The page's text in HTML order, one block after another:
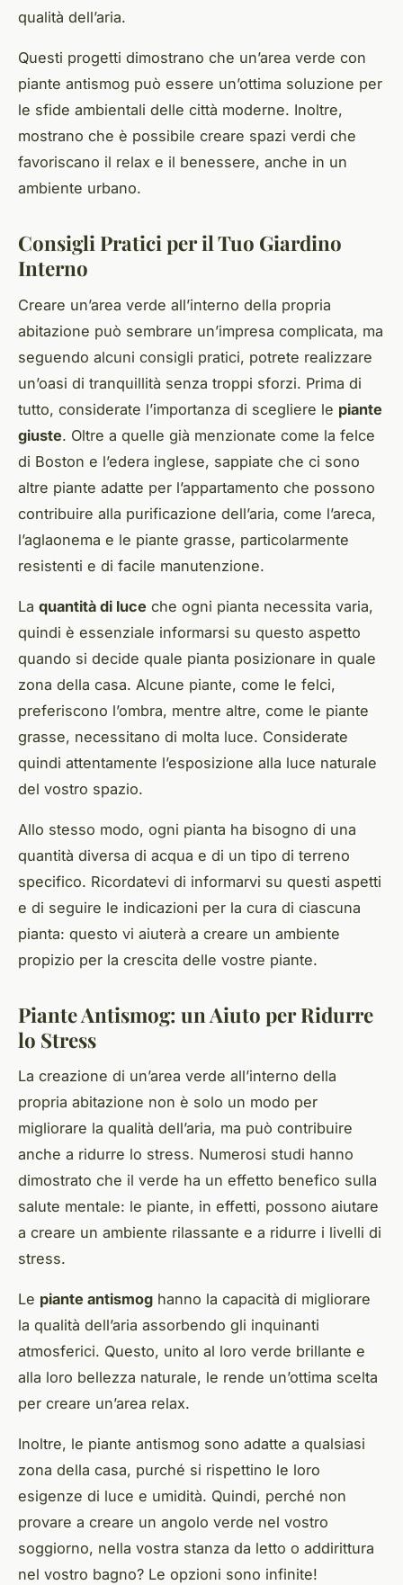
qualità dell’aria.
Questi progetti dimostrano che un’area verde con
piante antismog può essere un’ottima soluzione per
le sfide ambientali delle città moderne. Inoltre,
mostrano che è possibile creare spazi verdi che
favoriscano il relax e il benessere, anche in un
ambiente urbano.
Consigli Pratici per il Tuo Giardino
Interno
Creare un’area verde all’interno della propria
abitazione può sembrare un’impresa complicata, ma
seguendo alcuni consigli pratici, potrete realizzare
un’oasi di tranquillità senza troppi sforzi. Prima di
tutto, considerate l’importanza di scegliere le piante
giuste. Oltre a quelle già menzionate come la felce
di Boston e l’edera inglese, sappiate che ci sono
altre piante adatte per l’appartamento che possono
contribuire alla purificazione dell’aria, come l’areca,
l’aglaonema e le piante grasse, particolarmente
resistenti e di facile manutenzione.
La quantità di luce che ogni pianta necessita varia,
quindi è essenziale informarsi su questo aspetto
quando si decide quale pianta posizionare in quale
zona della casa. Alcune piante, come le felci,
preferiscono l’ombra, mentre altre, come le piante
grasse, necessitano di molta luce. Considerate
quindi attentamente l’esposizione alla luce naturale
del vostro spazio.
Allo stesso modo, ogni pianta ha bisogno di una
quantità diversa di acqua e di un tipo di terreno
specifico. Ricordatevi di informarvi su questi aspetti
e di seguire le indicazioni per la cura di ciascuna
pianta: questo vi aiuterà a creare un ambiente
propizio per la crescita delle vostre piante.
Piante Antismog: un Aiuto per Ridurre
lo Stress
La creazione di un’area verde all’interno della
propria abitazione non è solo un modo per
migliorare la qualità dell’aria, ma può contribuire
anche a ridurre lo stress. Numerosi studi hanno
dimostrato che il verde ha un effetto benefico sulla
salute mentale: le piante, in effetti, possono aiutare
a creare un ambiente rilassante e a ridurre i livelli di
stress.
Le piante antismog hanno la capacità di migliorare
la qualità dell’aria assorbendo gli inquinanti
atmosferici. Questo, unito al loro verde brillante e
alla loro bellezza naturale, le rende un’ottima scelta
per creare un’area relax.
Inoltre, le piante antismog sono adatte a qualsiasi
zona della casa, purché si rispettino le loro
esigenze di luce e umidità. Quindi, perché non
provare a creare un angolo verde nel vostro
soggiorno, nella vostra stanza da letto o addirittura
nel vostro bagno? Le opzioni sono infinite!